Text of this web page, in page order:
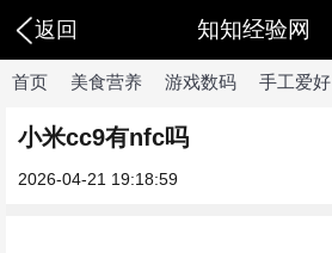
返回 知知经验网
首页 美食营养 游戏数码 手工爱好
小米cc9有nfc吗
2026-04-21 19:18:59